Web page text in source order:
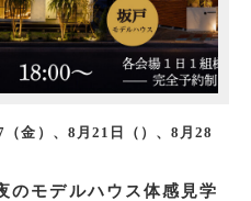
金）、8月21日（）、8月28
のモデルハウス体感見学